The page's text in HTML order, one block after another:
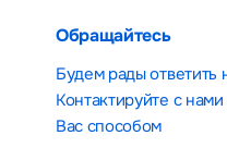
Обращайтесь
Будем рады
Контактируйте с
Вас способом